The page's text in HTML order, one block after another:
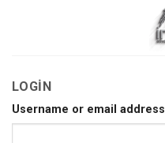
LOGIN
Username or email address